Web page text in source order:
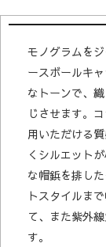
モノグラムを
ースボールキ
なトーンで、
じさせます。
用いただける
くシルエット
な帽鋲を排し
トスタイルま
て、また紫外
す。